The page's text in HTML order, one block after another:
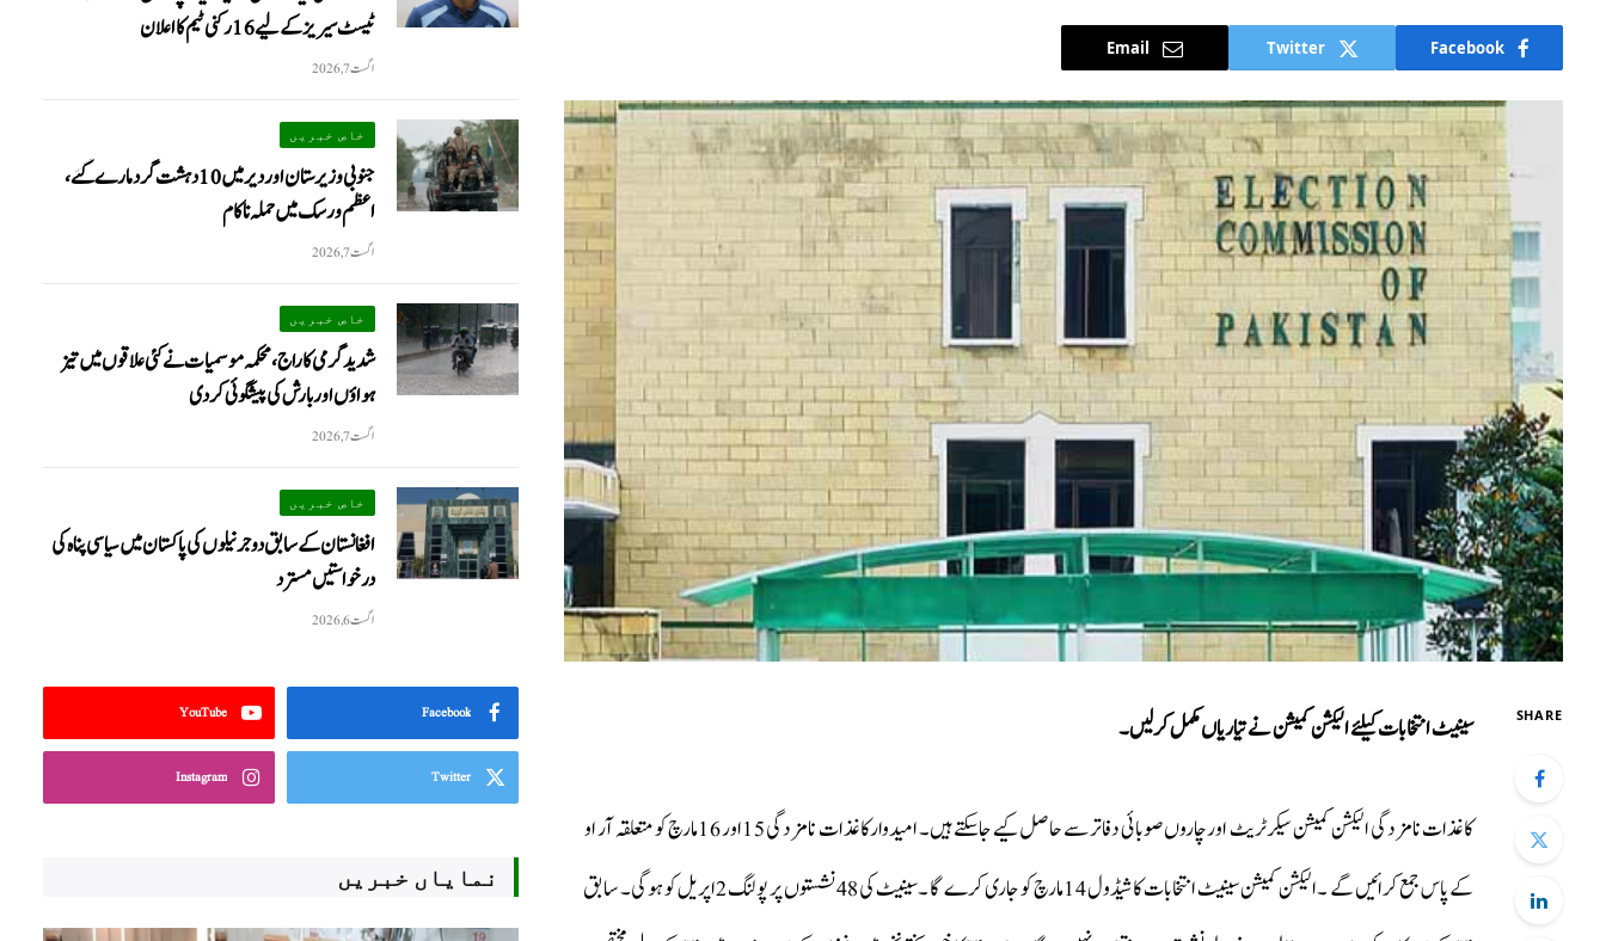
Facebook
Twitter
Email
SHARE سینیٹ انتخابات کیلئے الیکشن کمیشن نے تیاریاں مکمل کرلیں۔
کاغذات نامزدگی الیکشن کمیشن سیکرٹریٹ اور چاروں صوبائی دفاتر سے حاصل کیے جاسکتے ہیں۔ امیدوارکاغذات نامزدگی 15اور 16مارچ کو متعلقہ آر او
کے پاس جمع کرائیں گے ۔الیکشن کمیشن سینیٹ انتخابات کا شیڈول 14مارچ کو جاری کرے گا ۔سینیٹ کی 48نشستوں پر پولنگ 2اپریل کو ہوگی۔ سابق
ٹیسٹ سیریز کے لیے 16 رکنی ٹیم کا اعلان
اگست 7, 2026
خاص خبریں
جنوبی وزیرستان اور دیر میں 10 دہشت گرد مارے گئے،
اعظم ورسک میں حملہ ناکام
اگست 7, 2026
خاص خبریں
شدید گرمی کا راج، محکمہ موسمیات نے کئی علاقوں میں تیز
ہواؤں اور بارش کی پیشگوئی کر دی
اگست 7, 2026
خاص خبریں
افغانستان کے سابق دو جرنیلوں کی پاکستان میں سیاسی پناہ کی
درخواستیں مسترد
اگست 6, 2026
Facebook
YouTube
Twitter
Instagram
نمایاں خبریں